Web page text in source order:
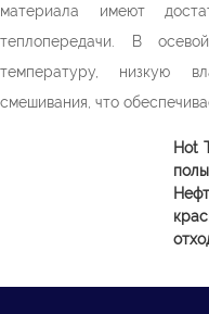
материала имеют
теплопередачи. В
температуру, низкую
смешивания, что
Hot